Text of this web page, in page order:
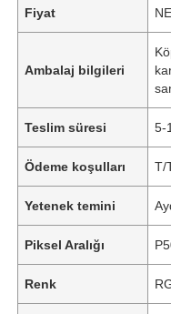
Fiyat
Ambalaj bilgileri
Teslim süresi 5-
Ödeme koşulları T/
Yetenek temini
Piksel Aralığı
Renk